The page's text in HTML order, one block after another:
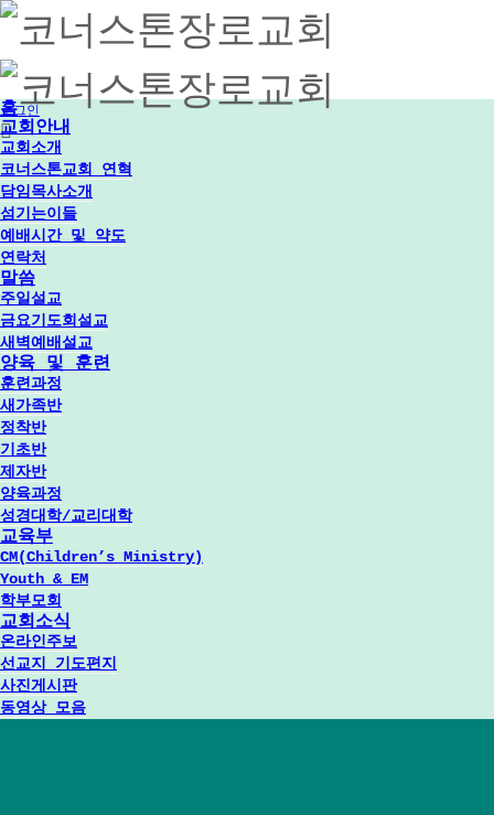
로그인
홈
교회안내
교회소개
코너스톤교회 연혁
담임목사소개
섬기는이들
예배시간 및 약도
연락처
말씀
주일설교
금요기도회설교
새벽예배설교
양육 및 훈련
훈련과정
새가족반
정착반
기초반
제자반
양육과정
성경대학/교리대학
교육부
CM(Children’s Ministry)
Youth & EM
학부모회
교회소식
온라인주보
선교지 기도편지
사진게시판
동영상 모음